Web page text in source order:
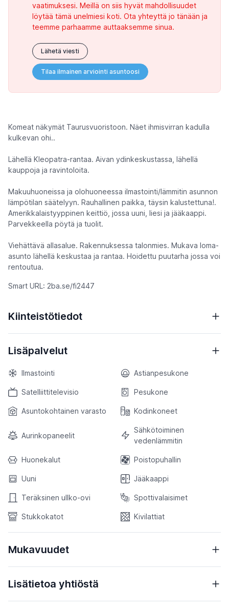
vaatimuksesi. Meillä on siis hyvät mahdollisuudet
löytää tämä unelmiesi koti. Ota yhteyttä jo tänään ja
teemme parhaamme auttaaksemme sinua.
Lähetä viesti
Tilaa ilmainen arviointi asuntoosi
Komeat näkymät Taurusvuoristoon. Näet ihmisvirran kadulla
kulkevan ohi..
Lähellä Kleopatra-rantaa. Aivan ydinkeskustassa, lähellä
kauppoja ja ravintoloita.
Makuuhuoneissa ja olohuoneessa ilmastointi/lämmitin asunnon
lämpötilan säätelyyn. Rauhallinen paikka, täysin kalustettuna!.
Amerikkalaistyyppinen keittiö, jossa uuni, liesi ja jääkaappi.
Parvekkeella pöytä ja tuolit.
Viehättävä allasalue. Rakennuksessa talonmies. Mukava loma-
asunto lähellä keskustaa ja rantaa. Hoidettu puutarha jossa voi
rentoutua.
Smart URL: 2ba.se/fi2447
Kiinteistötiedot
Lisäpalvelut
Ilmastointi Astianpesukone
Satelliittitelevisio Pesukone
Asuntokohtainen varasto Kodinkoneet
Aurinkopaneelit
Sähkötoiminen
vedenlämmitin
Huonekalut Poistopuhallin
Uuni Jääkaappi
Teräksinen ullko-ovi Spottivalaisimet
Stukkokatot Kivilattiat
Mukavuudet
Lisätietoa yhtiöstä